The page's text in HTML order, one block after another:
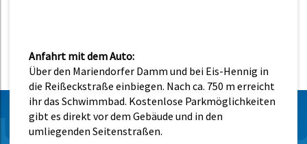
Anfahrt mit dem Auto:
Über den Mariendorfer Damm und bei Eis-Hennig in
die Reißeckstraße einbiegen. Nach ca. 750 m erreicht
ihr das Schwimmbad. Kostenlose Parkmöglichkeiten
gibt es direkt vor dem Gebäude und in den
umliegenden Seitenstraßen.